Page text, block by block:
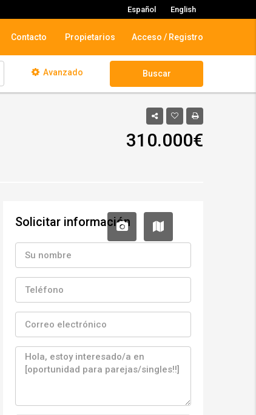
Español English
Contacto Propietarios Acceso / Registro
Avanzado Buscar
310.000€
Solicitar información